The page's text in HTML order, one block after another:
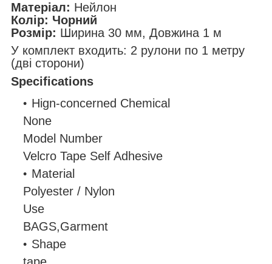
Матеріал: Нейлон
Колір: Чорний
Розмір: Ширина 30 мм, Довжина 1 м
У комплект входить: 2 рулони по 1 метру
(дві сторони)
Specifications
Hign-concerned Chemical
None
Model Number
Velcro Tape Self Adhesive
Material
Polyester / Nylon
Use
BAGS,Garment
Shape